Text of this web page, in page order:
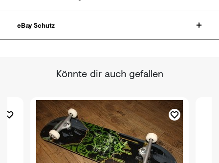
eBay Schutz
Könnte dir auch gefallen